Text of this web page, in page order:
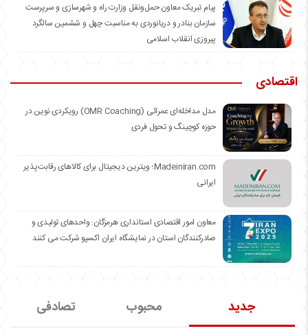
️پیام تبریک معاون حمل‌ونقل وزارت راه و شهرسازی و سرپرست
سازمان بنادر و دریانوردی به مناسبت چهل و ششمین سالگرد
پیروزی انقلاب اسلامی
اقتصادی
مدل مداخله‌ای عمرائی (OMR Coaching) رویکردی نوین در
حوزه کوچینگ و تحول فردی
Madeiniran.com؛ ویترین دیجیتال برای کالاهای رقابت‌پذیر
ایرانی
معاون امور اقتصادی استانداری هرمزگان: واحدهای تولیدی و
صادرکنندگان استان در نمایشگاه ایران اکسپو شرکت می کنند
جدید محبوب تصادفی